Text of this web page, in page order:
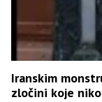
Iranskim
zločini koje